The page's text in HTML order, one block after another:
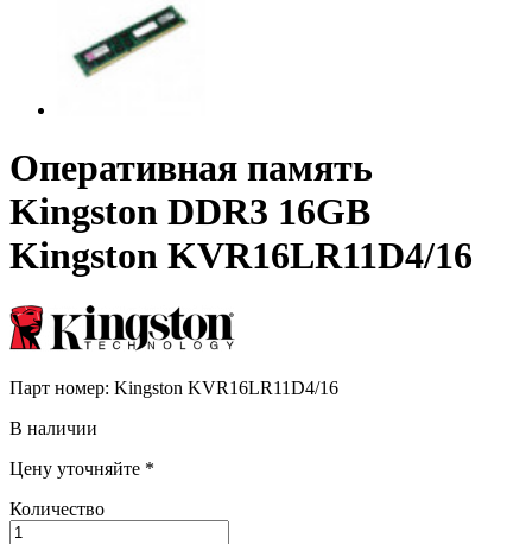
Оперативная память
Kingston DDR3 16GB
Kingston KVR16LR11D4/16
Парт номер: Kingston KVR16LR11D4/16
В наличии
Цену уточняйте *
Количество